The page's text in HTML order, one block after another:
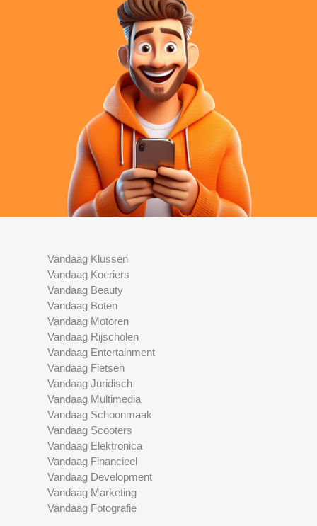
Vandaag Klussen
Vandaag Koeriers
Vandaag Beauty
Vandaag Boten
Vandaag Motoren
Vandaag Rijscholen
Vandaag Entertainment
Vandaag Fietsen
Vandaag Juridisch
Vandaag Multimedia
Vandaag Schoonmaak
Vandaag Scooters
Vandaag Elektronica
Vandaag Financieel
Vandaag Development
Vandaag Marketing
Vandaag Fotografie